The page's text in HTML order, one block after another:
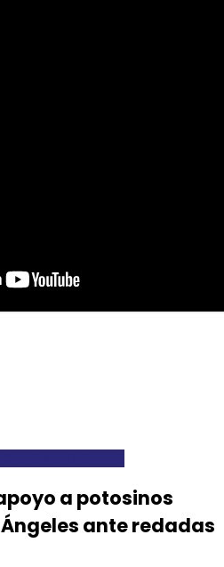
a potosinos
ante redadas